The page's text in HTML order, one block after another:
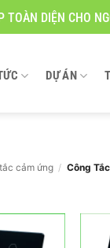
TOÀN DIỆN CHO
DỰ ÁN
cảm ứng / Công